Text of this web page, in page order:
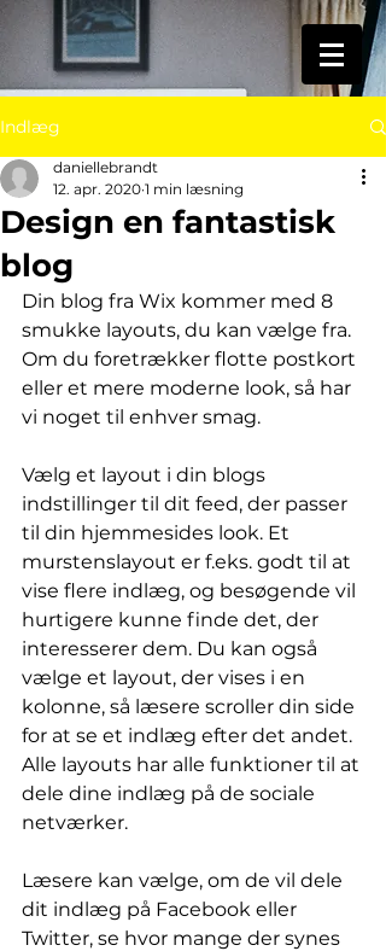
Indlæg
Design en fantastisk
blog
daniellebrandt
12. apr. 2020 1 min læsning
Din blog fra Wix kommer med 8
smukke layouts, du kan vælge fra.
Om du foretrækker flotte postkort
eller et mere moderne look, så har
vi noget til enhver smag.
Vælg et layout i din blogs
indstillinger til dit feed, der passer
til din hjemmesides look. Et
murstenslayout er f.eks. godt til at
vise flere indlæg, og besøgende vil
hurtigere kunne finde det, der
interesserer dem. Du kan også
vælge et layout, der vises i en
kolonne, så læsere scroller din side
for at se et indlæg efter det andet.
Alle layouts har alle funktioner til at
dele dine indlæg på de sociale
netværker.
Læsere kan vælge, om de vil dele
dit indlæg på Facebook eller
Twitter, se hvor mange der synes